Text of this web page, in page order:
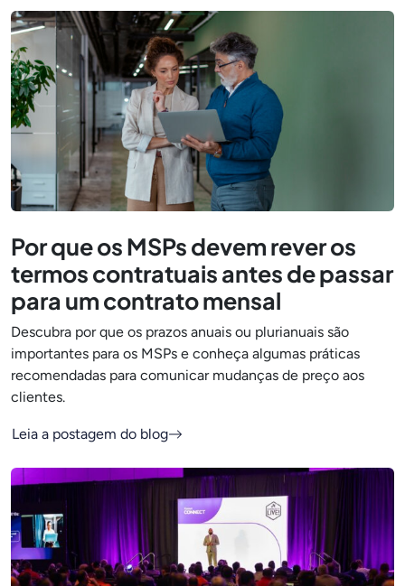
Por que os MSPs devem rever os
termos contratuais antes de passar
para um contrato mensal
Descubra por que os prazos anuais ou plurianuais são
importantes para os MSPs e conheça algumas práticas
recomendadas para comunicar mudanças de preço aos
clientes.
Leia a postagem do blog